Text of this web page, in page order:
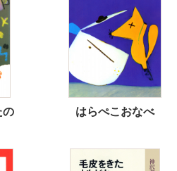
の はらぺこおなべ